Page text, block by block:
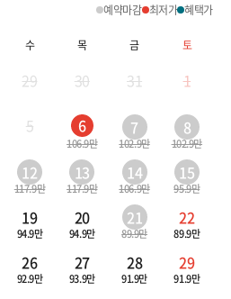
수 목 금 토
29 30 31 1
5 6
106.9만
7
102.9만
8
102.9만
12
117.9만
13
117.9만
14
106.9만
15
95.9만
19
94.9만
20
94.9만
21
89.9만
22
89.9만
26
92.9만
27
93.9만
28
91.9만
29
91.9만
예약마감 최저가 혜택가